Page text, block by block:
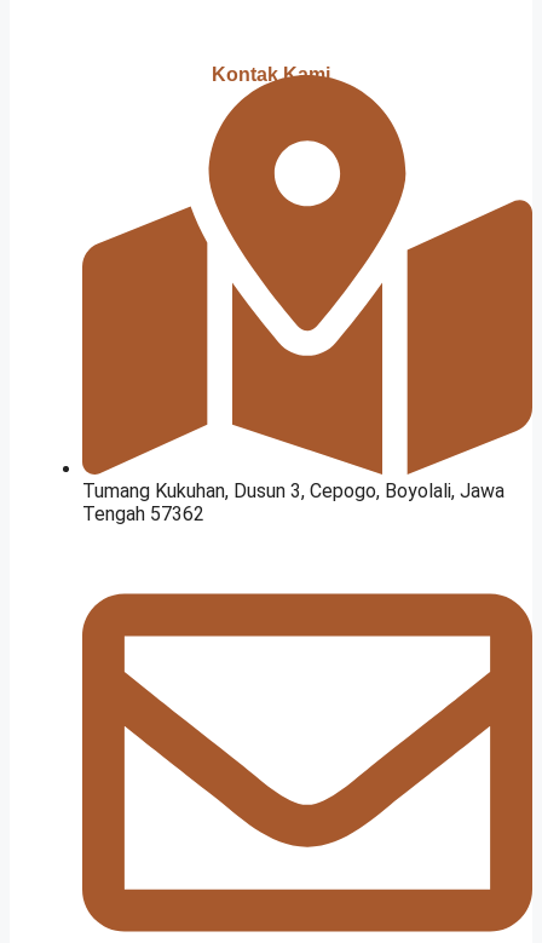
Kontak Kami
Tumang Kukuhan, Dusun 3, Cepogo, Boyolali, Jawa
Tengah 57362